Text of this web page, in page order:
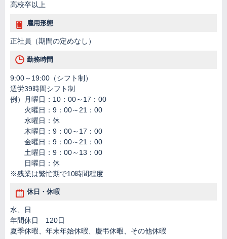
高校卒以上
雇用形態
正社員（期間の定めなし）
勤務時間
9:00～19:00（シフト制）
週労39時間シフト制
例）月曜日：10：00～17：00
火曜日：9：00～21：00
水曜日：休
木曜日：9：00～17：00
金曜日：9：00～21：00
土曜日：9：00～13：00
日曜日：休
※残業は繁忙期で10時間程度
休日・休暇
水、日
年間休日 120日
夏季休暇、年末年始休暇、慶弔休暇、その他休暇